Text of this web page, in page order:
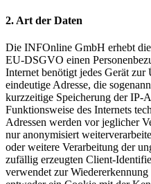
2. Art der Daten
Die INFOnline GmbH erhebt
EU-DSGVO einen
Internet benötigt jedes Gerät
eindeutige Adresse, die
kurzzeitige Speicherung der IP-
Funktionsweise des Internets
Adressen werden vor jeglicher
nur anonymisiert
oder weitere Verarbeitung der
zufällig erzeugten Client-
verwendet zur